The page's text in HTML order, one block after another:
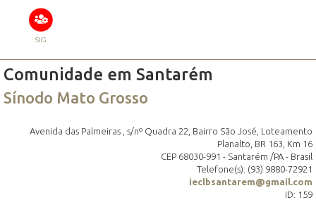
SIG
Comunidade em Santarém
Sínodo Mato Grosso
Avenida das Palmeiras , s/nº Quadra 22, Bairro São José, Loteamento
Planalto, BR 163, Km 16
CEP 68030-991 - Santarém /PA - Brasil
Telefone(s): (93) 9880-72921
ieclbsantarem@gmail.com
ID: 159